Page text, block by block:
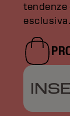
tendenze
esclusiva.